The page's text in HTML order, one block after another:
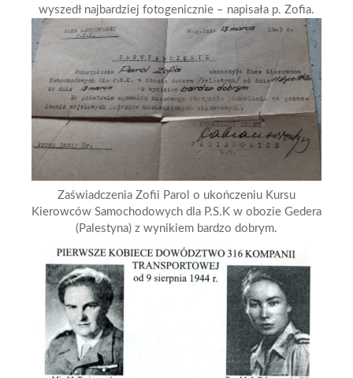
wyszedł najbardziej fotogenicznie – napisała p. Zofia.
Zaświadczenia Zofii Parol o ukończeniu Kursu
Kierowców Samochodowych dla P.S.K w obozie Gedera
(Palestyna) z wynikiem bardzo dobrym.